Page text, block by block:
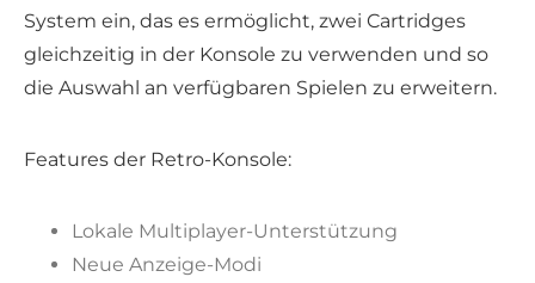
System ein, das es ermöglicht, zwei Cartridges
gleichzeitig in der Konsole zu verwenden und so
die Auswahl an verfügbaren Spielen zu erweitern.
Features der Retro-Konsole:
Lokale Multiplayer-Unterstützung
Neue Anzeige-Modi